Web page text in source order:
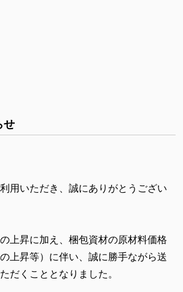
せ
用いただき、誠にありがとうござい
上昇に加え、梱包資材の原材料価格
上昇等）に伴い、誠に勝手ながら送
だくこととなりました。